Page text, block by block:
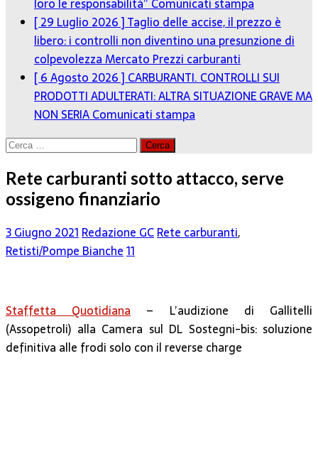
[ 29 Luglio 2026 ]Taglio delle accise, il prezzo è
libero: i controlli non diventino una presunzione di
colpevolezzaMercato Prezzi carburanti
[ 6 Agosto 2026 ] CARBURANTI. CONTROLLI SUI
PRODOTTI ADULTERATI: ALTRA SITUAZIONE GRAVE MA
NON SERIAComunicati stampa
Ricerca
Rete carburanti sotto attacco, serve
ossigeno finanziario
3 Giugno 2021 Redazione GCRete carburanti,
Retisti/Pompe Bianche11
Staffetta Quotidiana – L’audizione di Gallitelli
(Assopetroli) alla Camera sul DL Sostegni-bis: soluzione
definitiva alle frodi solo con il reverse charge